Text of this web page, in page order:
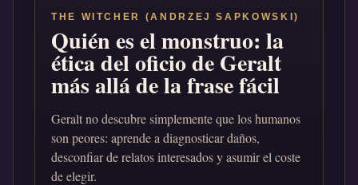
THE WITCHER (ANDRZEJ SAPKOWSKI)
Quién es el monstruo: la
ética del oficio de Geralt
más allá de la frase fácil
Geralt no descubre simplemente que los humanos
son peores: aprende a diagnosticar daños,
desconfiar de relatos interesados y asumir el coste
de elegir.